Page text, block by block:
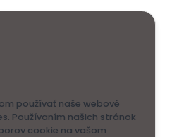
používať naše webové
Používaním našich stránok
cookie na vašom